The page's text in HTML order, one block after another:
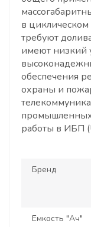
в
требуют
имеют низкий
обеспечения
охраны и
промышленных
работы в ИБП
Бренд
Емкость "Ач"